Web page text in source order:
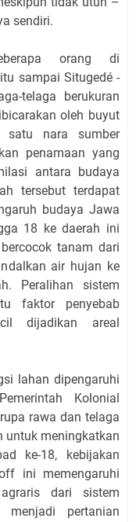
sendiri.
orang di
sampai Situgedé -
telaga berukuran
oleh buyut
satu nara sumber
penamaan yang
antara budaya
tersebut terdapat
budaya Jawa
18 ke daerah ini
tanam dari
air hujan ke
Peralihan sistem
faktor penyebab
dijadikan areal
lahan dipengaruhi
Kolonial
rawa dan telaga
untuk meningkatkan
ke-18, kebijakan
ini memengaruhi
dari sistem
pertanian